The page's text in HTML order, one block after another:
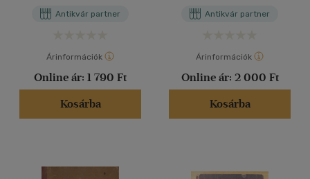
Antikvár partner
Árinformációk
Online ár: 1 790 Ft
Kosárba
Antikvár partner
Árinformációk
Online ár: 2 000 Ft
Kosárba